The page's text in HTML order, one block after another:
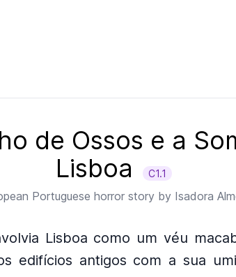
de Ossos e a
Lisboa
C1.1
Portuguese horror story by Isadora
Lisboa como um véu
edifícios antigos com a sua